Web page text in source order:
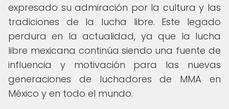
expresado su admiración por la cultura y las
tradiciones de la lucha libre. Este legado
perdura en la actualidad, ya que la lucha
libre mexicana continúa siendo una fuente de
influencia y motivación para las nuevas
generaciones de luchadores de MMA en
México y en todo el mundo.